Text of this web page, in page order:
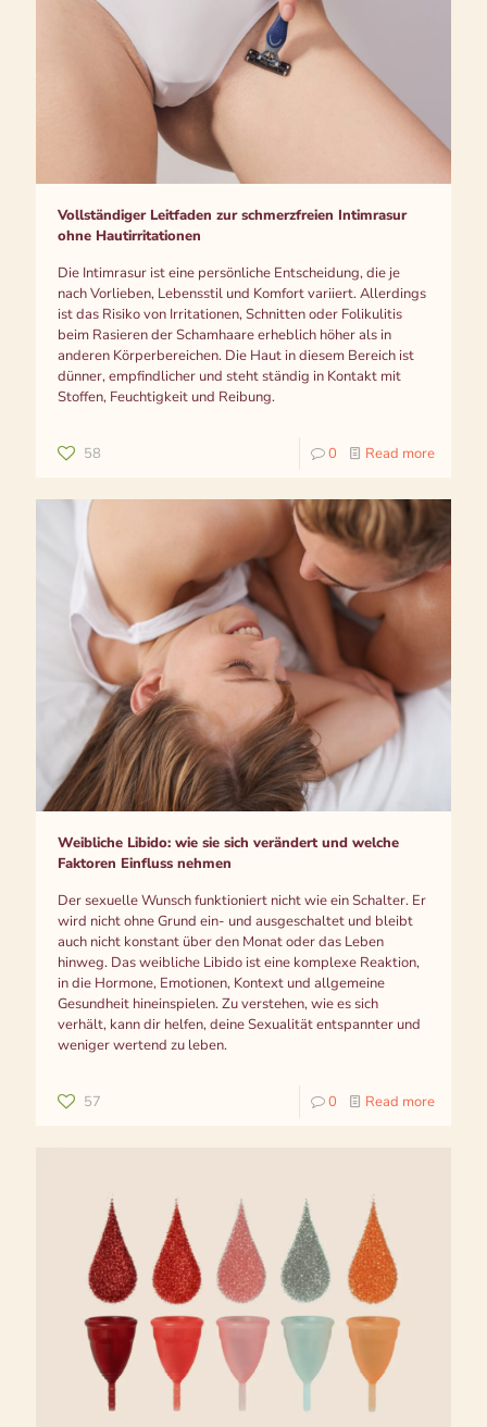
Vollständiger Leitfaden zur schmerzfreien Intimrasur
ohne Hautirritationen
Die Intimrasur ist eine persönliche Entscheidung, die je
nach Vorlieben, Lebensstil und Komfort variiert. Allerdings
ist das Risiko von Irritationen, Schnitten oder Folikulitis
beim Rasieren der Schamhaare erheblich höher als in
anderen Körperbereichen. Die Haut in diesem Bereich ist
dünner, empfindlicher und steht ständig in Kontakt mit
Stoffen, Feuchtigkeit und Reibung.
58 0 Read more
Weibliche Libido: wie sie sich verändert und welche
Faktoren Einfluss nehmen
Der sexuelle Wunsch funktioniert nicht wie ein Schalter. Er
wird nicht ohne Grund ein- und ausgeschaltet und bleibt
auch nicht konstant über den Monat oder das Leben
hinweg. Das weibliche Libido ist eine komplexe Reaktion,
in die Hormone, Emotionen, Kontext und allgemeine
Gesundheit hineinspielen. Zu verstehen, wie es sich
verhält, kann dir helfen, deine Sexualität entspannter und
weniger wertend zu leben.
57 0 Read more